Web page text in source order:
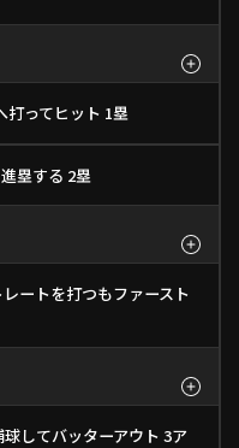
打ってヒット 1塁
塁する 2塁
ートを打つもファースト
してバッターアウト 3ア